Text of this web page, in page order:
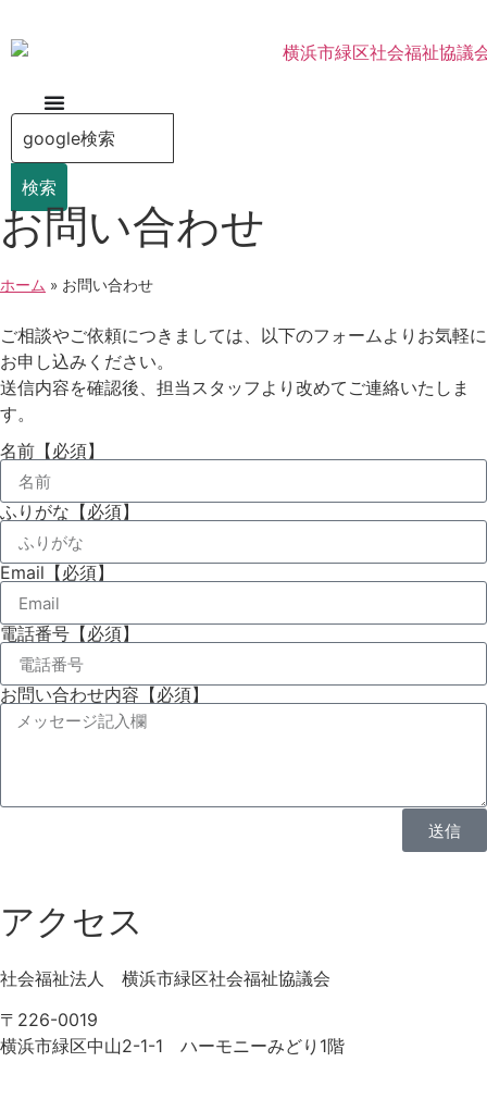
検索
お問い合わせ
ホーム » お問い合わせ
ご相談やご依頼につきましては、以下のフォームよりお気軽に
お申し込みください。
送信内容を確認後、担当スタッフより改めてご連絡いたしま
す。
名前【必須】
ふりがな【必須】
Email【必須】
電話番号【必須】
お問い合わせ内容【必須】
送信
アクセス
社会福祉法人 横浜市緑区社会福祉協議会
〒226-0019
横浜市緑区中山2-1-1 ハーモニーみどり1階